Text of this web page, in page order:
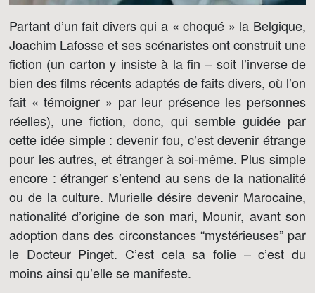
Partant d’un fait divers qui a « choqué » la Belgique,
Joachim Lafosse et ses scénaristes ont construit une
fiction (un carton y insiste à la fin – soit l’inverse de
bien des films récents adaptés de faits divers, où l’on
fait « témoigner » par leur présence les personnes
réelles), une fiction, donc, qui semble guidée par
cette idée simple : devenir fou, c’est devenir étrange
pour les autres, et étranger à soi-même. Plus simple
encore : étranger s’entend au sens de la nationalité
ou de la culture. Murielle désire devenir Marocaine,
nationalité d’origine de son mari, Mounir, avant son
adoption dans des circonstances “mystérieuses” par
le Docteur Pinget. C’est cela sa folie – c’est du
moins ainsi qu’elle se manifeste.